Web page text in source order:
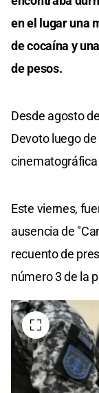
en el lugar una
de cocaína y
de pesos.
Desde agosto
Devoto luego
cinematográfica
Este viernes,
ausencia de
recuento de
número 3 de la